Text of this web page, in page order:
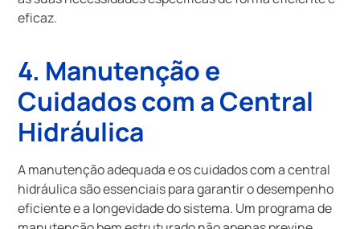
eficaz.
4. Manutenção e
Cuidados com a Central
Hidráulica
A manutenção adequada e os cuidados com a central
hidráulica são essenciais para garantir o desempenho
eficiente e a longevidade do sistema. Um programa de